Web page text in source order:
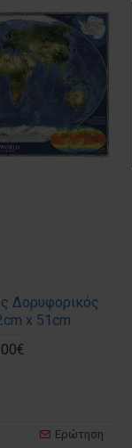
Δορυφορικός
x 51cm
Ερώτηση